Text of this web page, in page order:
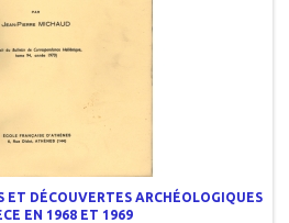
ET DÉCOUVERTES ARCHÉOLOGIQUES
EN 1968 ET 1969